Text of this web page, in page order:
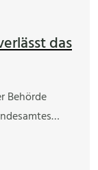
das
Behörde